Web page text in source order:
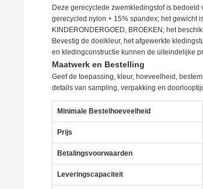
Deze gerecyclede zwemkledingstof is bedoeld
gerecycled nylon + 15% spandex; het gewicht
KINDERONDERGOED, BROEKEN; het
Bevestig de doelkleur, het afgewerkte
en kledingconstructie kunnen de uiteindelijke
Maatwerk en Bestelling
Geef de toepassing, kleur, hoeveelheid,
details van sampling, verpakking en
Minimale Bestelhoeveelheid
Prijs
Betalingsvoorwaarden
Leveringscapaciteit